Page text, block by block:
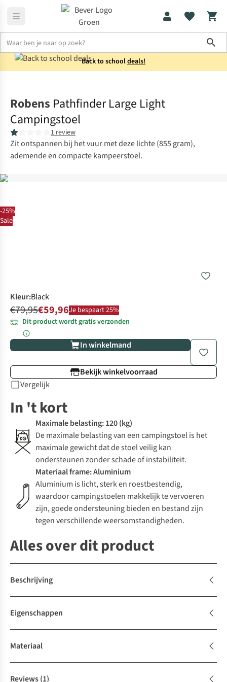
Back to schooldeals!
-25%
Sale
Robens Pathfinder Large Light
Campingstoel
1 review
Zit ontspannen bij het vuur met deze lichte (855 gram),
ademende en compacte kampeerstoel.
Kleur:Black
€79,95€59,96Je bespaart 25%
Dit product wordt gratis verzonden
In winkelmand
Bekijk winkelvoorraad
Vergelijk
In 't kort
Maximale belasting: 120 (kg)
De maximale belasting van een campingstoel is het
maximale gewicht dat de stoel veilig kan
ondersteunen zonder schade of instabiliteit.
Materiaal frame: Aluminium
Aluminium is licht, sterk en roestbestendig,
waardoor campingstoelen makkelijk te vervoeren
zijn, goede ondersteuning bieden en bestand zijn
tegen verschillende weersomstandigheden.
Alles over dit product
Beschrijving
Eigenschappen
Materiaal
Reviews(1)